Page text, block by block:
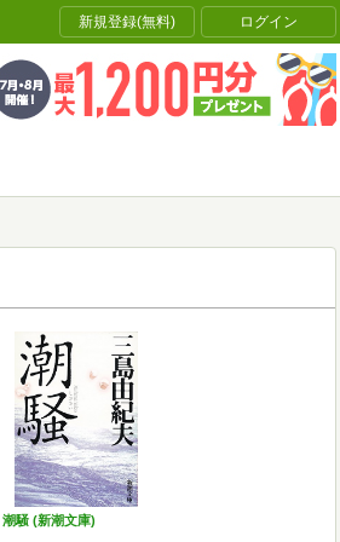
新規登録(無料) ログイン
潮騒 (新潮文庫)